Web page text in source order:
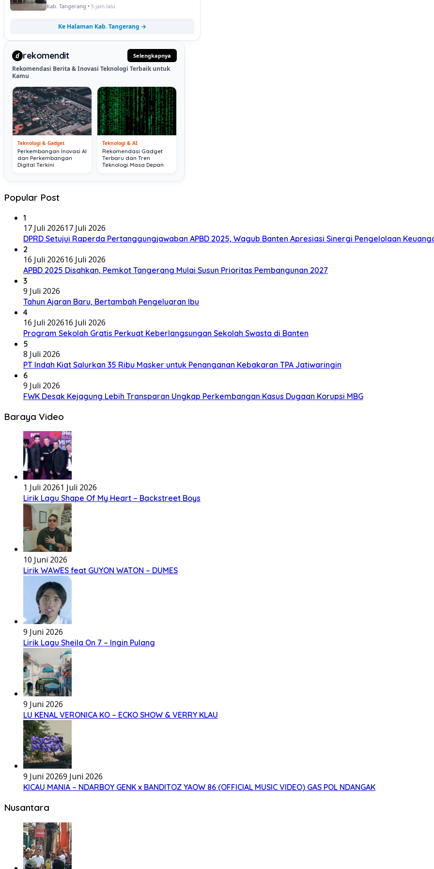
Kab. Tangerang • 5 jam lalu
Ke Halaman Kab. Tangerang →
d rekomendit Selengkapnya
Rekomendasi Berita & Inovasi Teknologi Terbaik untuk
Kamu
Teknologi & Gadget
Perkembangan Inovasi AI
dan Perkembangan
Digital Terkini
Teknologi & AI
Rekomendasi Gadget
Terbaru dan Tren
Teknologi Masa Depan
Popular Post
1
17 Juli 202617 Juli 2026
DPRD Setujui Raperda Pertanggungjawaban APBD 2025, Wagub Banten Apresiasi Sinergi Pengelolaan
2
16 Juli 202616 Juli 2026
APBD 2025 Disahkan, Pemkot Tangerang Mulai Susun Prioritas Pembangunan 2027
3
9 Juli 2026
Tahun Ajaran Baru, Bertambah Pengeluaran Ibu
4
16 Juli 202616 Juli 2026
Program Sekolah Gratis Perkuat Keberlangsungan Sekolah Swasta di Banten
5
8 Juli 2026
PT Indah Kiat Salurkan 35 Ribu Masker untuk Penanganan Kebakaran TPA Jatiwaringin
6
9 Juli 2026
FWK Desak Kejagung Lebih Transparan Ungkap Perkembangan Kasus Dugaan Korupsi MBG
Baraya Video
1 Juli 20261 Juli 2026
Lirik Lagu Shape Of My Heart – Backstreet Boys
10 Juni 2026
Lirik WAWES feat GUYON WATON – DUMES
9 Juni 2026
Lirik Lagu Sheila On 7 – Ingin Pulang
9 Juni 2026
LU KENAL VERONICA KO – ECKO SHOW & VERRY KLAU
9 Juni 20269 Juni 2026
KICAU MANIA – NDARBOY GENK x BANDITOZ YAOW 86 (OFFICIAL MUSIC VIDEO) GAS POL NDANGAK
Nusantara